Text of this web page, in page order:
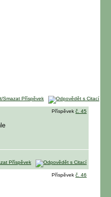
Příspěvek č. 45
Příspěvek č. 46